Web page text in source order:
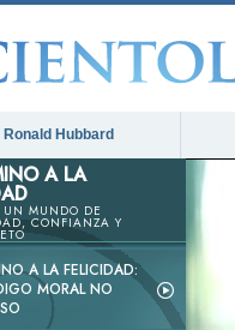
Ronald Hubbard
A LA
UN MUNDO DE
CONFIANZA Y
A LA FELICIDAD:
MORAL NO